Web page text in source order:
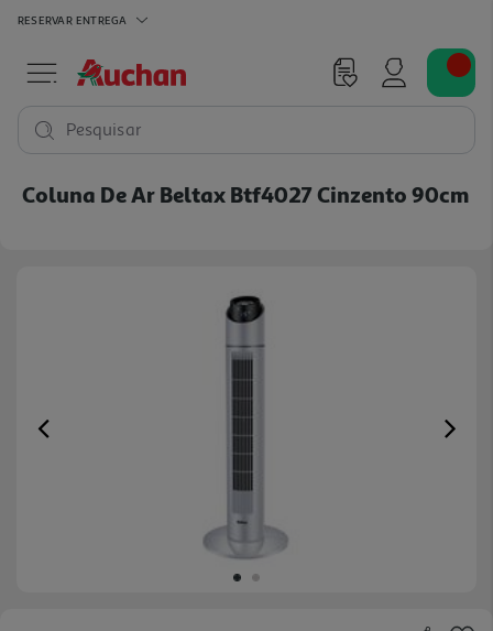
RESERVAR ENTREGA
Pesquisar
Coluna De Ar Beltax Btf4027 Cinzento 90cm
Previous